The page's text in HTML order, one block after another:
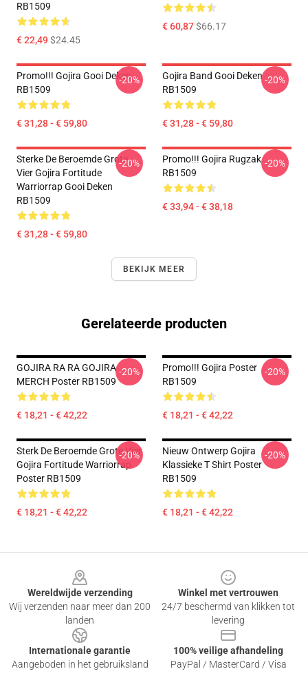
RB1509
€ 22,49$24.45
€ 60,87$66.17
Promo!!! Gojira Gooi Deken
RB1509
€ 31,28 - € 59,80
-20%
Gojira Band Gooi Deken
RB1509
€ 31,28 - € 59,80
-20%
Sterke De Beroemde Grote
Vier Gojira Fortitude
Warriorrap Gooi Deken
RB1509
€ 31,28 - € 59,80
-20%
Promo!!! Gojira Rugzak
RB1509
€ 33,94 - € 38,18
-20%
BEKIJK MEER
Gerelateerde producten
GOJIRA RA RA GOJIRA
MERCH Poster RB1509
€ 18,21 - € 42,22
-20%
Promo!!! Gojira Poster
RB1509
€ 18,21 - € 42,22
-20%
Sterk De Beroemde Grote Vier
Gojira Fortitude Warriorrap
Poster RB1509
€ 18,21 - € 42,22
-20%
Nieuw Ontwerp Gojira
Klassieke T Shirt Poster
RB1509
€ 18,21 - € 42,22
-20%
Wereldwijde verzending
Wij verzenden naar meer dan 200
landen
Winkel met vertrouwen
24/7 beschermd van klikken tot
levering
Internationale garantie
Aangeboden in het gebruiksland
100% veilige afhandeling
PayPal / MasterCard / Visa